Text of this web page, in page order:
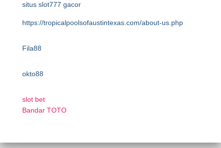
situs slot777 gacor
https://tropicalpoolsofaustintexas.com/about-us.php
Fila88
okto88
slot bet
Bandar TOTO